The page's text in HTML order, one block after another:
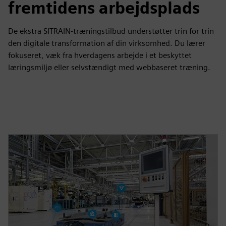
fremtidens arbejdsplads
De ekstra SITRAIN-træningstilbud understøtter trin for trin
den digitale transformation af din virksomhed. Du lærer
fokuseret, væk fra hverdagens arbejde i et beskyttet
læringsmiljø eller selvstændigt med webbaseret træning.